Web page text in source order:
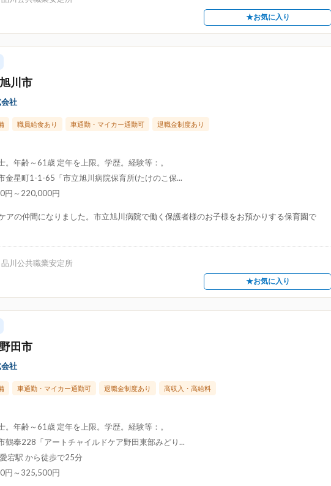
★お気に入り
川市
社
職員給食あり 車通勤・マイカー通勤可 退職金制度あり
。年齢～61歳 定年を上限。学歴。経験等：。
金星町1-1-65「市立旭川病院保育所(たけのこ保...
円～220,000円
アの仲間になりました。市立旭川病院で働く保護者様のお子様をお預かりする保育園で
品川公共職業安定所
★お気に入り
田市
社
車通勤・マイカー通勤可 退職金制度あり 高収入・高給料
。年齢～61歳 定年を上限。学歴。経験等：。
鶴奉228「アートチャイルドケア野田東部みどり...
宕駅 から徒歩で25分
円～325,500円